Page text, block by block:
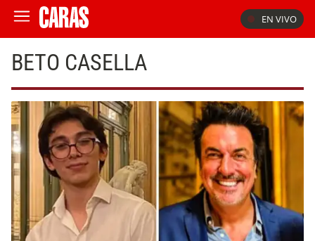
EN VIVO
BETO CASELLA